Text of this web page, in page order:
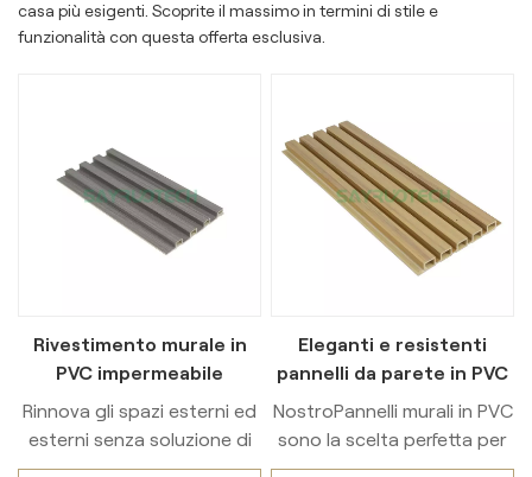
casa più esigenti. Scoprite il massimo in termini di stile e
funzionalità con questa offerta esclusiva.
Rivestimento murale in
PVC impermeabile
scanalato per esterni
Rinnova gli spazi esterni ed
esterni senza soluzione di
continuità con il nostro
Eleganti e resistenti
pannelli da parete in PVC
per esterni moderni
NostroPannelli murali in PVC
sono la scelta perfetta per
la moderna decorazione